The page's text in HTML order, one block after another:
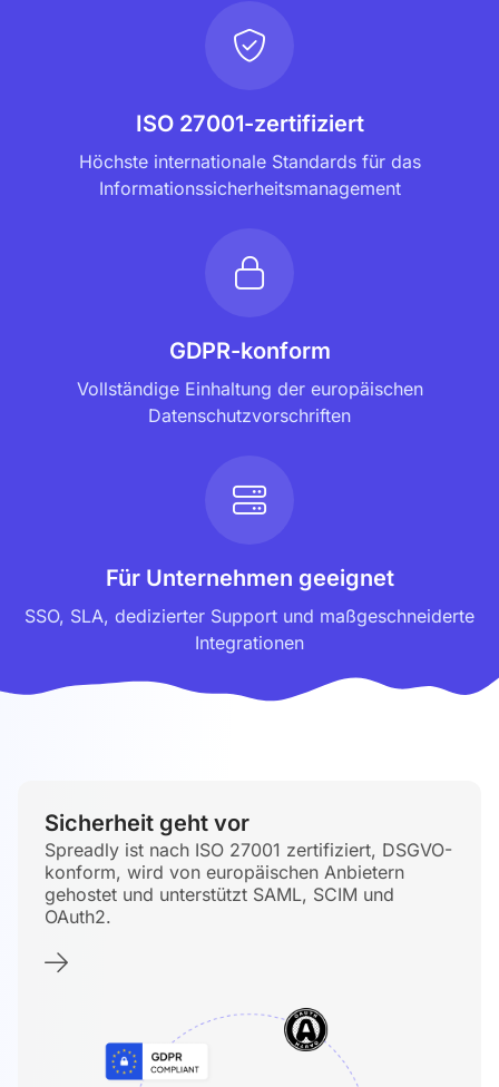
ISO 27001-zertifiziert
Höchste internationale Standards für das
Informationssicherheitsmanagement
GDPR-konform
Vollständige Einhaltung der europäischen
Datenschutzvorschriften
Für Unternehmen geeignet
SSO, SLA, dedizierter Support und maßgeschneiderte
Integrationen
Sicherheit geht vor
Spreadly ist nach ISO 27001 zertifiziert, DSGVO-
konform, wird von europäischen Anbietern
gehostet und unterstützt SAML, SCIM und
OAuth2.